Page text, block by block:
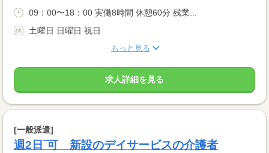
09：00〜18：00 実働8時間 休憩60分 残業...
土曜日 日曜日 祝日
もっと見る
求人詳細を見る
[一般派遣]
週2日‾可 新設のデイサービスの介護者